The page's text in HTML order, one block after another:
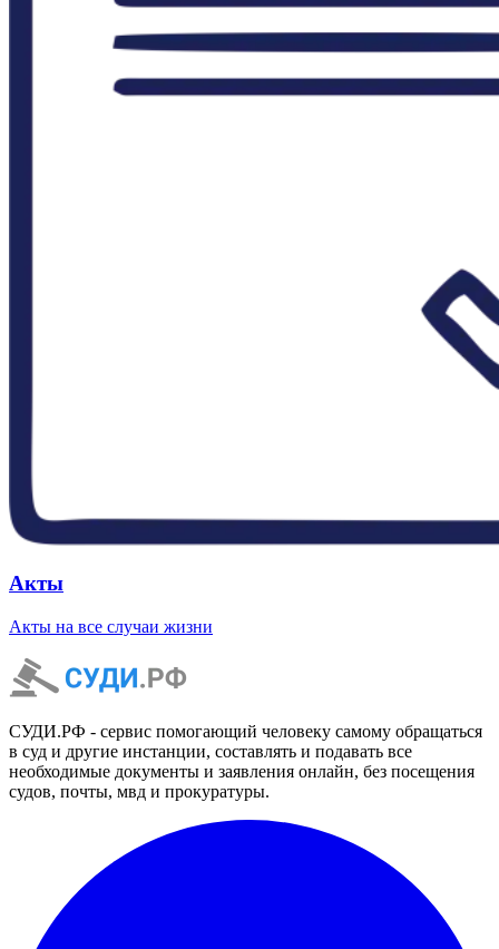
Акты
Акты на все случаи жизни
СУДИ.РФ - сервис помогающий человеку самому обращаться
в суд и другие инстанции, составлять и подавать все
необходимые документы и заявления онлайн, без посещения
судов, почты, мвд и прокуратуры.